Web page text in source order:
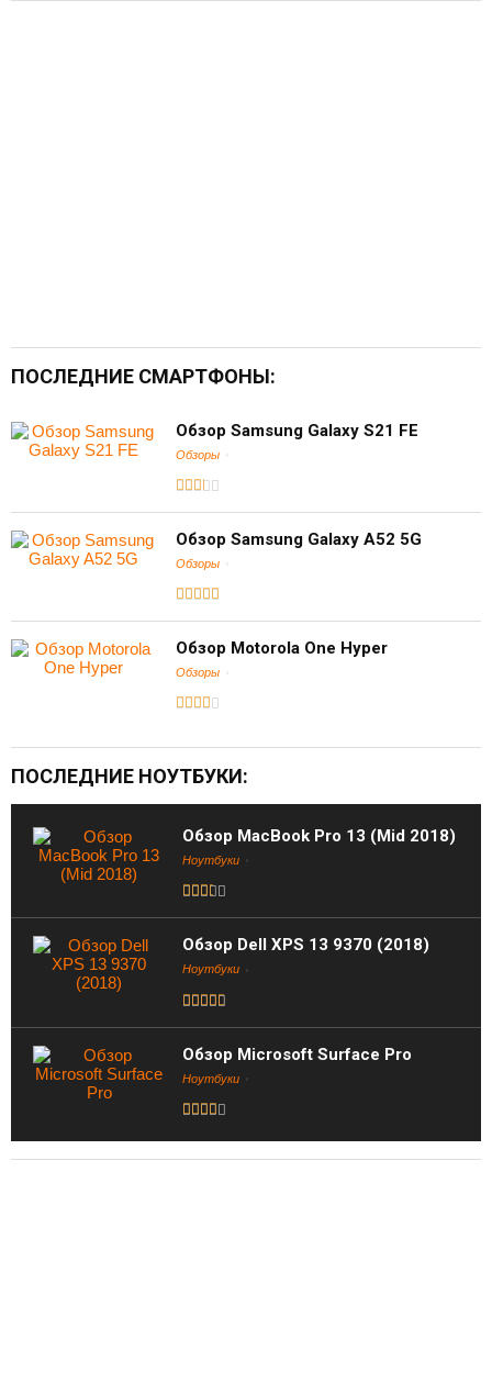
ПОСЛЕДНИЕ СМАРТФОНЫ:
Обзор Samsung Galaxy S21 FE
Обзоры
Обзор Samsung Galaxy A52 5G
Обзоры
Обзор Motorola One Hyper
Обзоры
ПОСЛЕДНИЕ НОУТБУКИ:
Обзор MacBook Pro 13 (Mid 2018)
Ноутбуки
Обзор Dell XPS 13 9370 (2018)
Ноутбуки
Обзор Microsoft Surface Pro
Ноутбуки